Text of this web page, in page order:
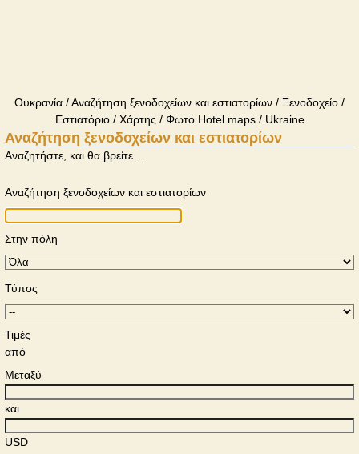
Ουκρανία / Αναζήτηση ξενοδοχείων και εστιατορίων / Ξενοδοχείο /
Εστιατόριο / Χάρτης / Φωτο Hotel maps / Ukraine
Αναζήτηση ξενοδοχείων και εστιατορίων
Αναζητήστε, και θα βρείτε…
Αναζήτηση ξενοδοχείων και εστιατορίων
Στην πόλη
Τύπος
Τιμές
από
Μεταξύ
και
USD